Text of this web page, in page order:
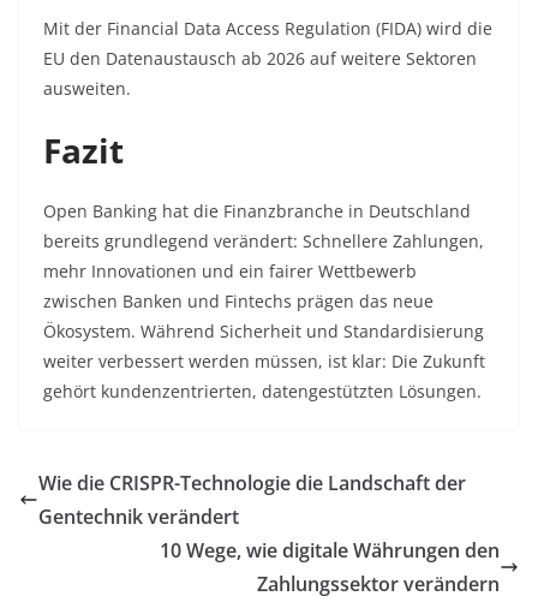
Mit der Financial Data Access Regulation (FIDA) wird die
EU den Datenaustausch ab 2026 auf weitere Sektoren
ausweiten.
Fazit
Open Banking hat die Finanzbranche in Deutschland
bereits grundlegend verändert: Schnellere Zahlungen,
mehr Innovationen und ein fairer Wettbewerb
zwischen Banken und Fintechs prägen das neue
Ökosystem. Während Sicherheit und Standardisierung
weiter verbessert werden müssen, ist klar: Die Zukunft
gehört kundenzentrierten, datengestützten Lösungen.
Wie die CRISPR-Technologie die Landschaft der
Gentechnik verändert
10 Wege, wie digitale Währungen den
Zahlungssektor verändern